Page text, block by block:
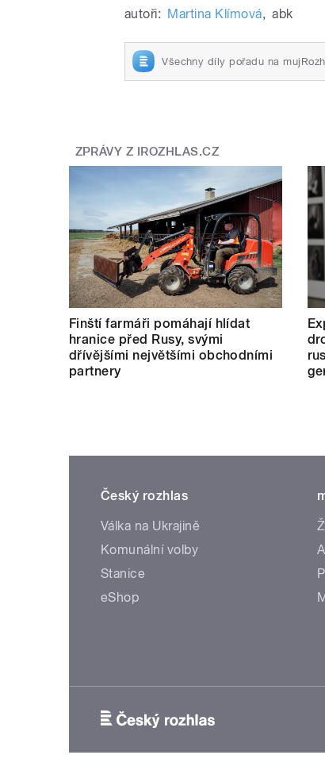
autoři: Martina Klímová, abk
Všechny díly pořadu na
ZPRÁVY Z IROZHLAS.CZ
Finští farmáři pomáhají hlídat
hranice před Rusy, svými
dřívějšími největšími obchodními
partnery
Český rozhlas
Válka na Ukrajině
Komunální volby
Stanice
eShop